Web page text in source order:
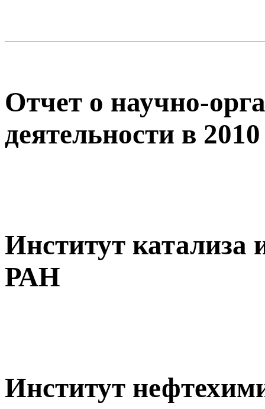
Отчет о научно-
деятельности в
Институт
РАН
Институт